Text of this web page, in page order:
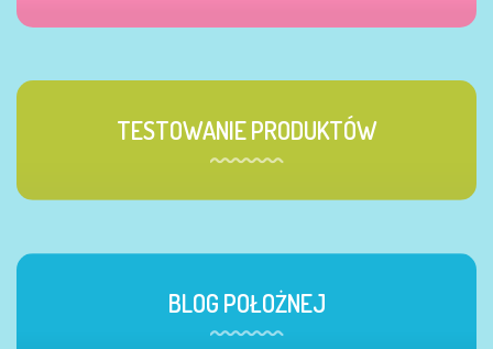
TESTOWANIE PRODUKTÓW
BLOG POŁOŻNEJ